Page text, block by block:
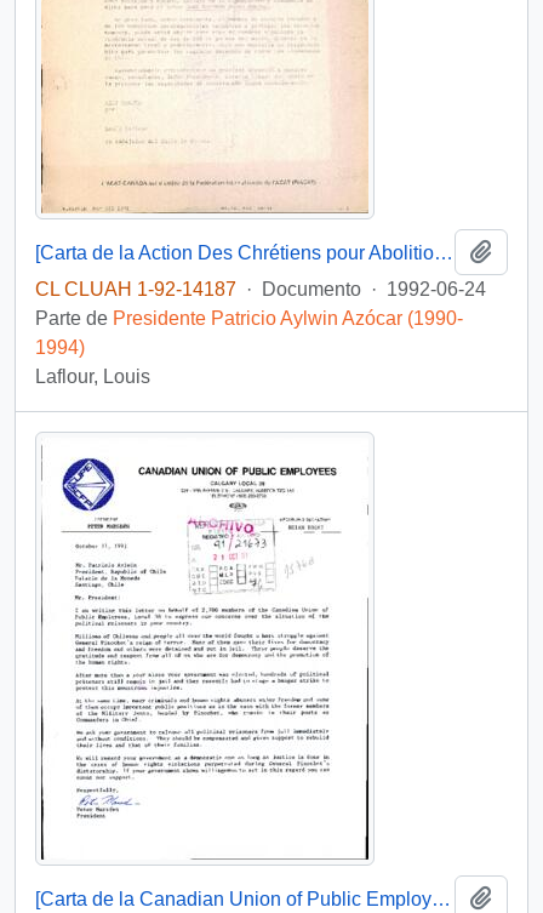
[Carta de la Action Des Chrétiens pour Abolition de la Torture dirigida al Presidente Patricio Aylwin]
CL CLUAH 1-92-14187 · Documento · 1992-06-24
Parte de Presidente Patricio Aylwin Azócar (1990-
1994)
Laflour, Louis
[Carta de la Canadian Union of Public Employees dirigida al Presidente Patricio Aylwin]